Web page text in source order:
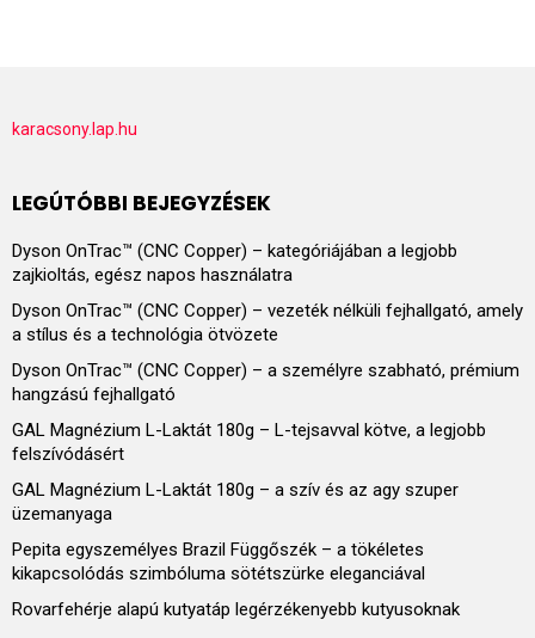
karacsony.lap.hu
LEGÚTÓBBI BEJEGYZÉSEK
Dyson OnTrac™ (CNC Copper) – kategóriájában a legjobb
zajkioltás, egész napos használatra
Dyson OnTrac™ (CNC Copper) – vezeték nélküli fejhallgató, amely
a stílus és a technológia ötvözete
Dyson OnTrac™ (CNC Copper) – a személyre szabható, prémium
hangzású fejhallgató
GAL Magnézium L-Laktát 180g – L-tejsavval kötve, a legjobb
felszívódásért
GAL Magnézium L-Laktát 180g – a szív és az agy szuper
üzemanyaga
Pepita egyszemélyes Brazil Függőszék – a tökéletes
kikapcsolódás szimbóluma sötétszürke eleganciával
Rovarfehérje alapú kutyatáp legérzékenyebb kutyusoknak